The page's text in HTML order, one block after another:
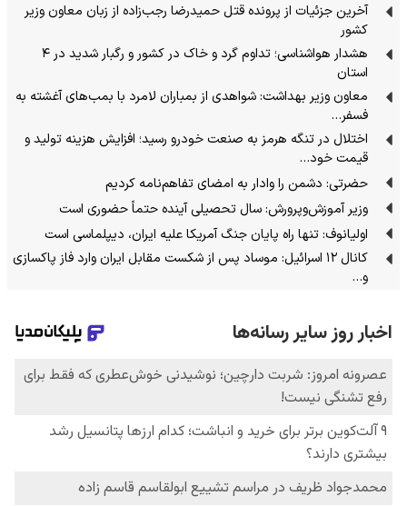
آخرین جزئیات از پرونده قتل حمیدرضا رجب‌زاده از زبان معاون وزیر
کشور
هشدار هواشناسی؛ تداوم گرد و خاک در کشور و رگبار شدید در ۴
استان
معاون وزیر بهداشت: شواهدی از بمباران لامرد با بمب‌های آغشته به
فسفر…
اختلال در تنگه هرمز به صنعت خودرو رسید؛ افزایش هزینه تولید و
قیمت خود…
حضرتی: دشمن را وادار به امضای تفاهم‌نامه کردیم
وزیر آموزش‌وپرورش: سال تحصیلی آینده حتماً حضوری است
اولیانوف: تنها راه پایان جنگ آمریکا علیه ایران، دیپلماسی است
کانال ۱۲ اسرائیل: موساد پس از شکست مقابل ایران وارد فاز پاکسازی
و…